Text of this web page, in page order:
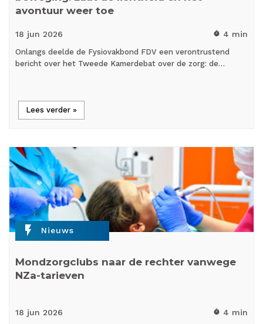
avontuur weer toe
18 jun 2026 timer 4 min
Onlangs deelde de Fysiovakbond FDV een verontrustend
bericht over het Tweede Kamerdebat over de zorg: de…
Lees verder »
flash_on Nieuws
Mondzorgclubs naar de rechter vanwege
NZa-tarieven
18 jun 2026 timer 4 min